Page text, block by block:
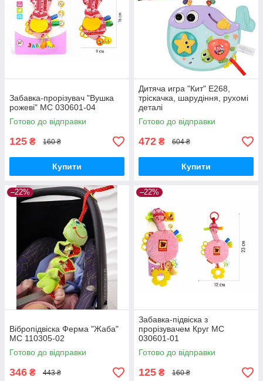
Забавка-прорізувач "Вушка
рожеві" МС 030601-04
Готово до відправки
125 ₴ 160 ₴
Купити
Дитяча игра "Кит" E268,
тріскачка, шарудіння, рухомі
деталі
Готово до відправки
472 ₴ 604 ₴
Купити
–22%
Вібропідвіска Ферма "Жаба"
МС 110305-02
Готово до відправки
346 ₴ 443 ₴
–22%
Забавка-підвіска з
прорізувачем Круг МС
030601-01
Готово до відправки
125 ₴ 160 ₴